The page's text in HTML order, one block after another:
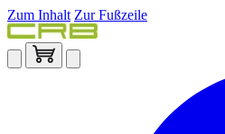
Zum Inhalt Zur Fußzeile